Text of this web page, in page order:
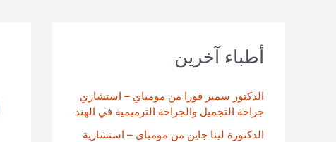
أطباء آخرين
الدكتور سمير فورا من مومباي – استشاري
جراحة التجميل والجراحة الترميمية في الهند
الدكتورة لينا جاين من مومباي – استشارية